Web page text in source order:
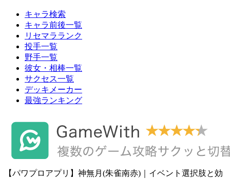
キャラ検索
キャラ前後一覧
リセマラランク
投手一覧
野手一覧
彼女・相棒一覧
サクセス一覧
デッキメーカー
最強ランキング
【パワプロアプリ】神無月(朱雀南赤)｜イベント選択肢と効